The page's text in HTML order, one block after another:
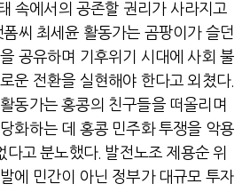
속에서의 공존할 권리가 사라지고
씨 최세윤 활동가는 곰팡이가 슬던
공유하며 기후위기 시대에 사회 불
운 전환을 실현해야 한다고 외쳤다.
동가는 홍콩의 친구들을 떠올리며
화하는 데 홍콩 민주화 투쟁을 악용
다고 분노했다. 발전노조 제용순 위
에 민간이 아닌 정부가 대규모 투자